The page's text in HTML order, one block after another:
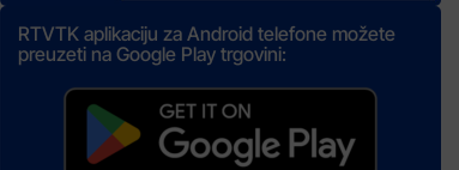
RTVTK aplikaciju za Android telefone možete
preuzeti na Google Play trgovini: